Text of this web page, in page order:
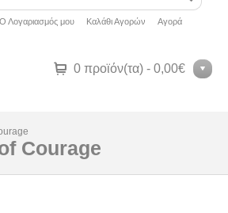
Ο Λογαριασμός μου Καλάθι Αγορών Αγορά
0 προϊόν(τα) - 0,00€
Courage